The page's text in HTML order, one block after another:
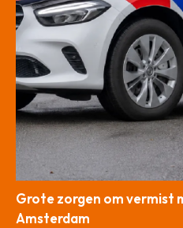
Grote zorgen om vermist
Amsterdam